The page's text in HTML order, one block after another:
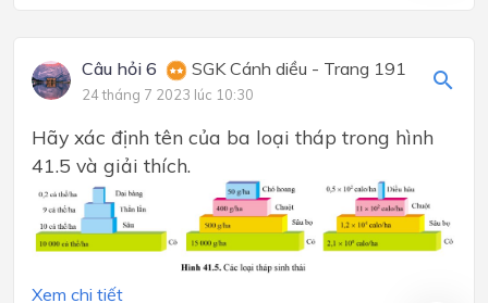
Câu hỏi 6 SGK Cánh diều - Trang 191
24 tháng 7 2023 lúc 10:30
Hãy xác định tên của ba loại tháp trong hình
41.5 và giải thích.
Xem chi tiết